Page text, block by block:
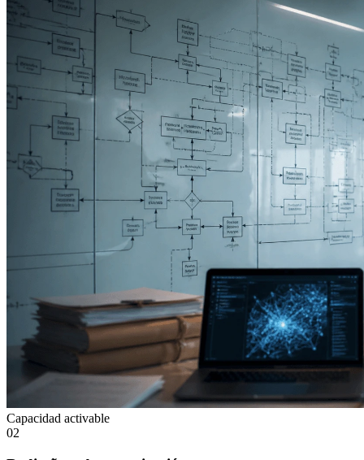
Capacidad activable
02